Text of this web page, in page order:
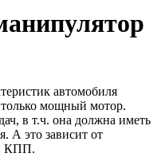
автомобиля
только мощный мотор.
в т.ч. она должна иметь
А это зависит от
КПП.